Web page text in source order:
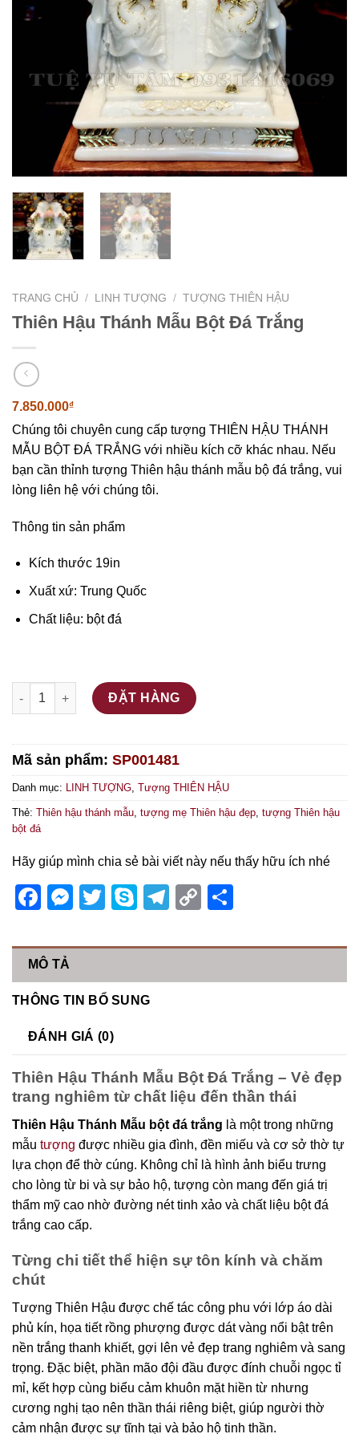
TRANG CHỦ / LINH TƯỢNG / TƯỢNG THIÊN HẬU
Thiên Hậu Thánh Mẫu Bột Đá Trắng
7.850.000₫
Chúng tôi chuyên cung cấp tượng THIÊN HẬU THÁNH
MẪU BỘT ĐÁ TRẮNG với nhiều kích cỡ khác nhau. Nếu
bạn cần thỉnh tượng Thiên hậu thánh mẫu bộ đá trắng, vui
lòng liên hệ với chúng tôi.
Thông tin sản phẩm
Kích thước 19in
Xuất xứ: Trung Quốc
Chất liệu: bột đá
Thiên Hậu Thánh Mẫu Bột Đá Trắng số lượng
ĐẶT HÀNG
Mã sản phẩm: SP001481
Danh mục: LINH TƯỢNG, Tượng THIÊN HẬU
Thẻ: Thiên hậu thánh mẫu, tượng mẹ Thiên hậu đẹp, tượng Thiên hậu
bột đá
Hãy giúp mình chia sẻ bài viết này nếu thấy hữu ích nhé
Facebook
Messenger
Twitter
SkypeTelegram
Copy
MÔ TẢ
THÔNG TIN BỔ SUNG
ĐÁNH GIÁ (0)
Thiên Hậu Thánh Mẫu Bột Đá Trắng – Vẻ đẹp
trang nghiêm từ chất liệu đến thần thái
Thiên Hậu Thánh Mẫu bột đá trắng là một trong những
mẫu tượng được nhiều gia đình, đền miếu và cơ sở thờ tự
lựa chọn để thờ cúng. Không chỉ là hình ảnh biểu trưng
cho lòng từ bi và sự bảo hộ, tượng còn mang đến giá trị
thẩm mỹ cao nhờ đường nét tinh xảo và chất liệu bột đá
trắng cao cấp.
Từng chi tiết thể hiện sự tôn kính và chăm
chút
Tượng Thiên Hậu được chế tác công phu với lớp áo dài
phủ kín, họa tiết rồng phượng được dát vàng nổi bật trên
nền trắng thanh khiết, gợi lên vẻ đẹp trang nghiêm và sang
trọng. Đặc biệt, phần mão đội đầu được đính chuỗi ngọc tỉ
mỉ, kết hợp cùng biểu cảm khuôn mặt hiền từ nhưng
cương nghị tạo nên thần thái riêng biệt, giúp người thờ
cảm nhận được sự tĩnh tại và bảo hộ tinh thần.